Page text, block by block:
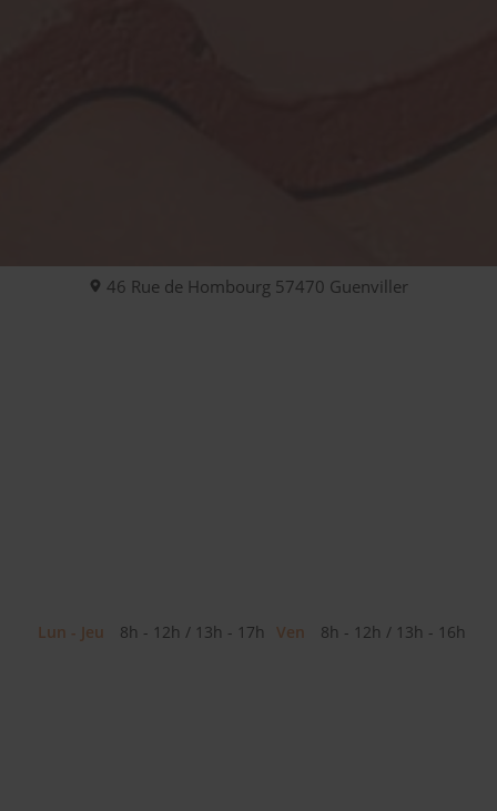
46 Rue de Hombourg 57470 Guenviller
Lun - Jeu 8h - 12h / 13h - 17h Ven 8h - 12h / 13h - 16h